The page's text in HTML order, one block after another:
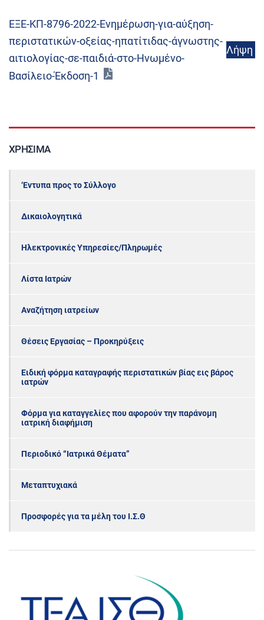
ΕΞΕ-ΚΠ-8796-2022-Ενημέρωση-για-αύξηση-
περιστατικών-οξείας-ηπατίτιδας-άγνωστης-
αιτιολογίας-σε-παιδιά-στο-Ηνωμένο-
Βασίλειο-Έκδοση-1
Λήψη
ΧΡΉΣΙΜΑ
‘Εντυπα προς το Σύλλογο
Δικαιολογητικά
Ηλεκτρονικές Υπηρεσίες/Πληρωμές
Λίστα Ιατρών
Αναζήτηση ιατρείων
Θέσεις Εργασίας – Προκηρύξεις
Ειδική φόρμα καταγραφής περιστατικών βίας εις βάρος
ιατρών
Φόρμα για καταγγελίες που αφορούν την παράνομη
ιατρική διαφήμιση
Περιοδικό “Ιατρικά Θέματα”
Μεταπτυχιακά
Προσφορές για τα μέλη του Ι.Σ.Θ